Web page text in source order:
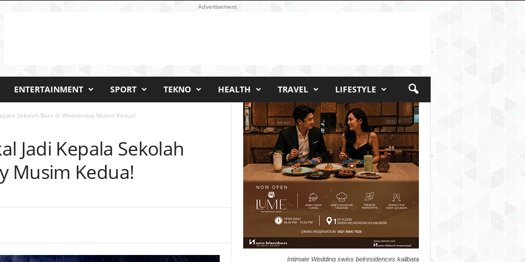
Advertisement
ENTERTAINMENT SPORT TEKNO HEALTH TRAVEL LIFESTYLE
Sekolah Baru di Wednesday Musim Kedua!
Jadi Kepala Sekolah
Musim Kedua!
Intimate Wedding swiss belresidences kalibata